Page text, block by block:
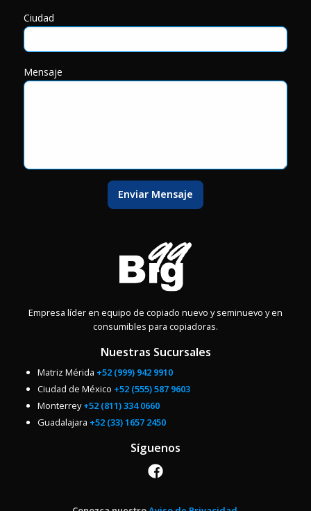
Empresa líder en equipo de copiado nuevo y seminuevo y en
consumibles para copiadoras.
Nuestras Sucursales
Matriz Mérida +52 (999) 942 9910
Ciudad de México +52 (555) 587 9603
Monterrey+52 (811) 334 0660
Guadalajara +52 (33) 1657 2450
Síguenos
Ciudad
Mensaje
Enviar Mensaje